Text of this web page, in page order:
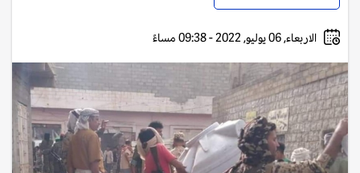
الاربعاء, 06 يوليو, 2022 - 09:38 مساءً